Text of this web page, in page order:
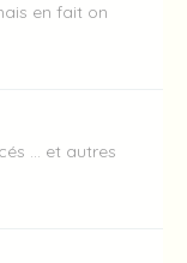
en fait on
... et autres